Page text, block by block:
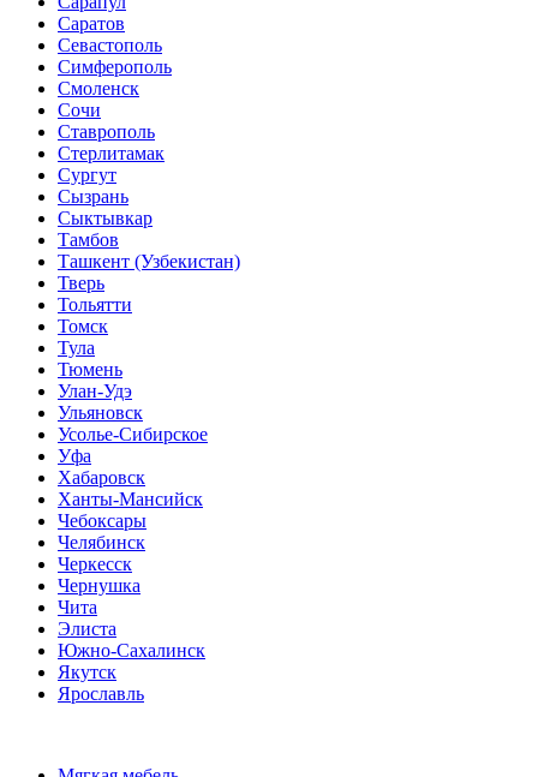
Саратов
Севастополь
Симферополь
Смоленск
Сочи
Ставрополь
Стерлитамак
Сургут
Сызрань
Сыктывкар
Тамбов
Ташкент (Узбекистан)
Тверь
Тольятти
Томск
Тула
Тюмень
Улан-Удэ
Ульяновск
Усолье-Сибирское
Уфа
Хабаровск
Ханты-Мансийск
Чебоксары
Челябинск
Черкесск
Чернушка
Чита
Элиста
Южно-Сахалинск
Якутск
Ярославль